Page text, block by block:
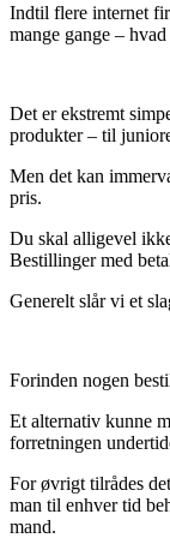
Indtil flere internet
mange gange –
Det er ekstremt
produkter – til
Men det kan
pris.
Du skal alligevel
Bestillinger med
Generelt slår vi et
Forinden nogen
Et alternativ kunne
forretningen
For øvrigt tilrådes
man til enhver tid
mand.